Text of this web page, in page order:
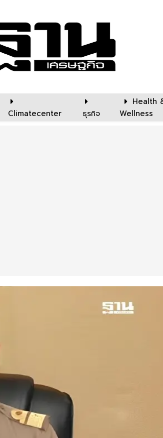
Climatecenter ธุรกิจ
Health
Wellness